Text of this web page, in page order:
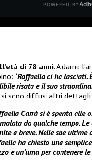
POWERED BYAd
di 78 anni. A darne
“Raffaella ci ha lasciati.
risata e il suo
si sono diffusi altri dettagli:
Carrà si è spenta alle
da qualche tempo. Le
a breve. Nelle sue ultime
ha chiesto una
e un’urna per contenere le